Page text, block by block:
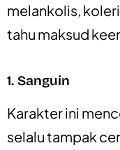
melankolis,
tahu maksud
1. Sanguin
Karakter ini
selalu tampak